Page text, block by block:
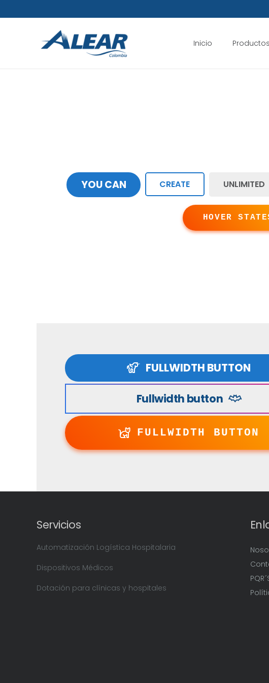
Inicio
YOU CAN CREATE UNLIMITED
HOVER
FULLWIDTH BUTTON
Fullwidth button
FULLWIDTH BUTTON
Servicios
Automatización Logística Hospitalaria
Dispositivos Médicos
Dotación para clínicas y hospitales